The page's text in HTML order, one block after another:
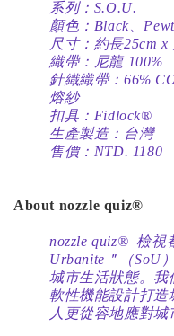
系列：S.O.U.
顏色： Black、
尺寸：約長25cm x
織帶：尼龍 100%
針織織帶：66%
熔紗
扣具：Fidlock®
生產製造：台灣
售價：NTD. 1180
About nozzle quiz®
nozzle quiz® 檢視
Urbanite＂（SoU
城市生活狀態。我
軟性機能設計打造
人更從容地應對城